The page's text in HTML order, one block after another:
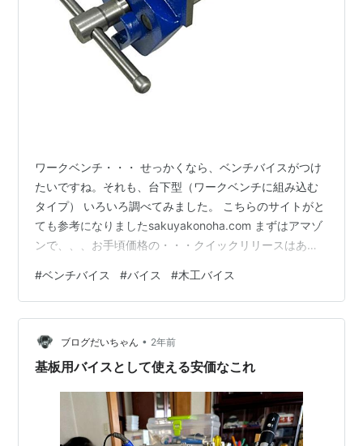
ワークベンチ・・・ せっかくなら、ベンチバイスがつけ
たいですね。それも、台下型（ワークベンチに組み込む
タイプ） いろいろ調べてみました。 こちらのサイトがと
ても参考になりましたsakuyakonoha.com まずはアマゾ
ンで、、、お手頃価格の・・・クイックリリースはあり
付きがいいですね。item.rakuten.co.jp ジョー（顎）のあ
るタイプ信用できそうなTRUSCO、でもクイックリリー
スなしジョーにストッパーがありそうなのですが確認で
きず・・www.monotaro.com ジョーあり、クイックリリ
ース付きを発見！！し…
#ベンチバイス #バイス #木工バイス
ブログだいちゃん • 2年前
基板用バイスとして使える安価なこれ